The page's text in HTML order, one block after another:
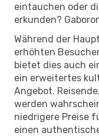
eintauchen oder
erkunden?
Während der
erhöhten
bietet dies auch
ein erweitertes
Angebot.
werden
niedrigere Preise
einen